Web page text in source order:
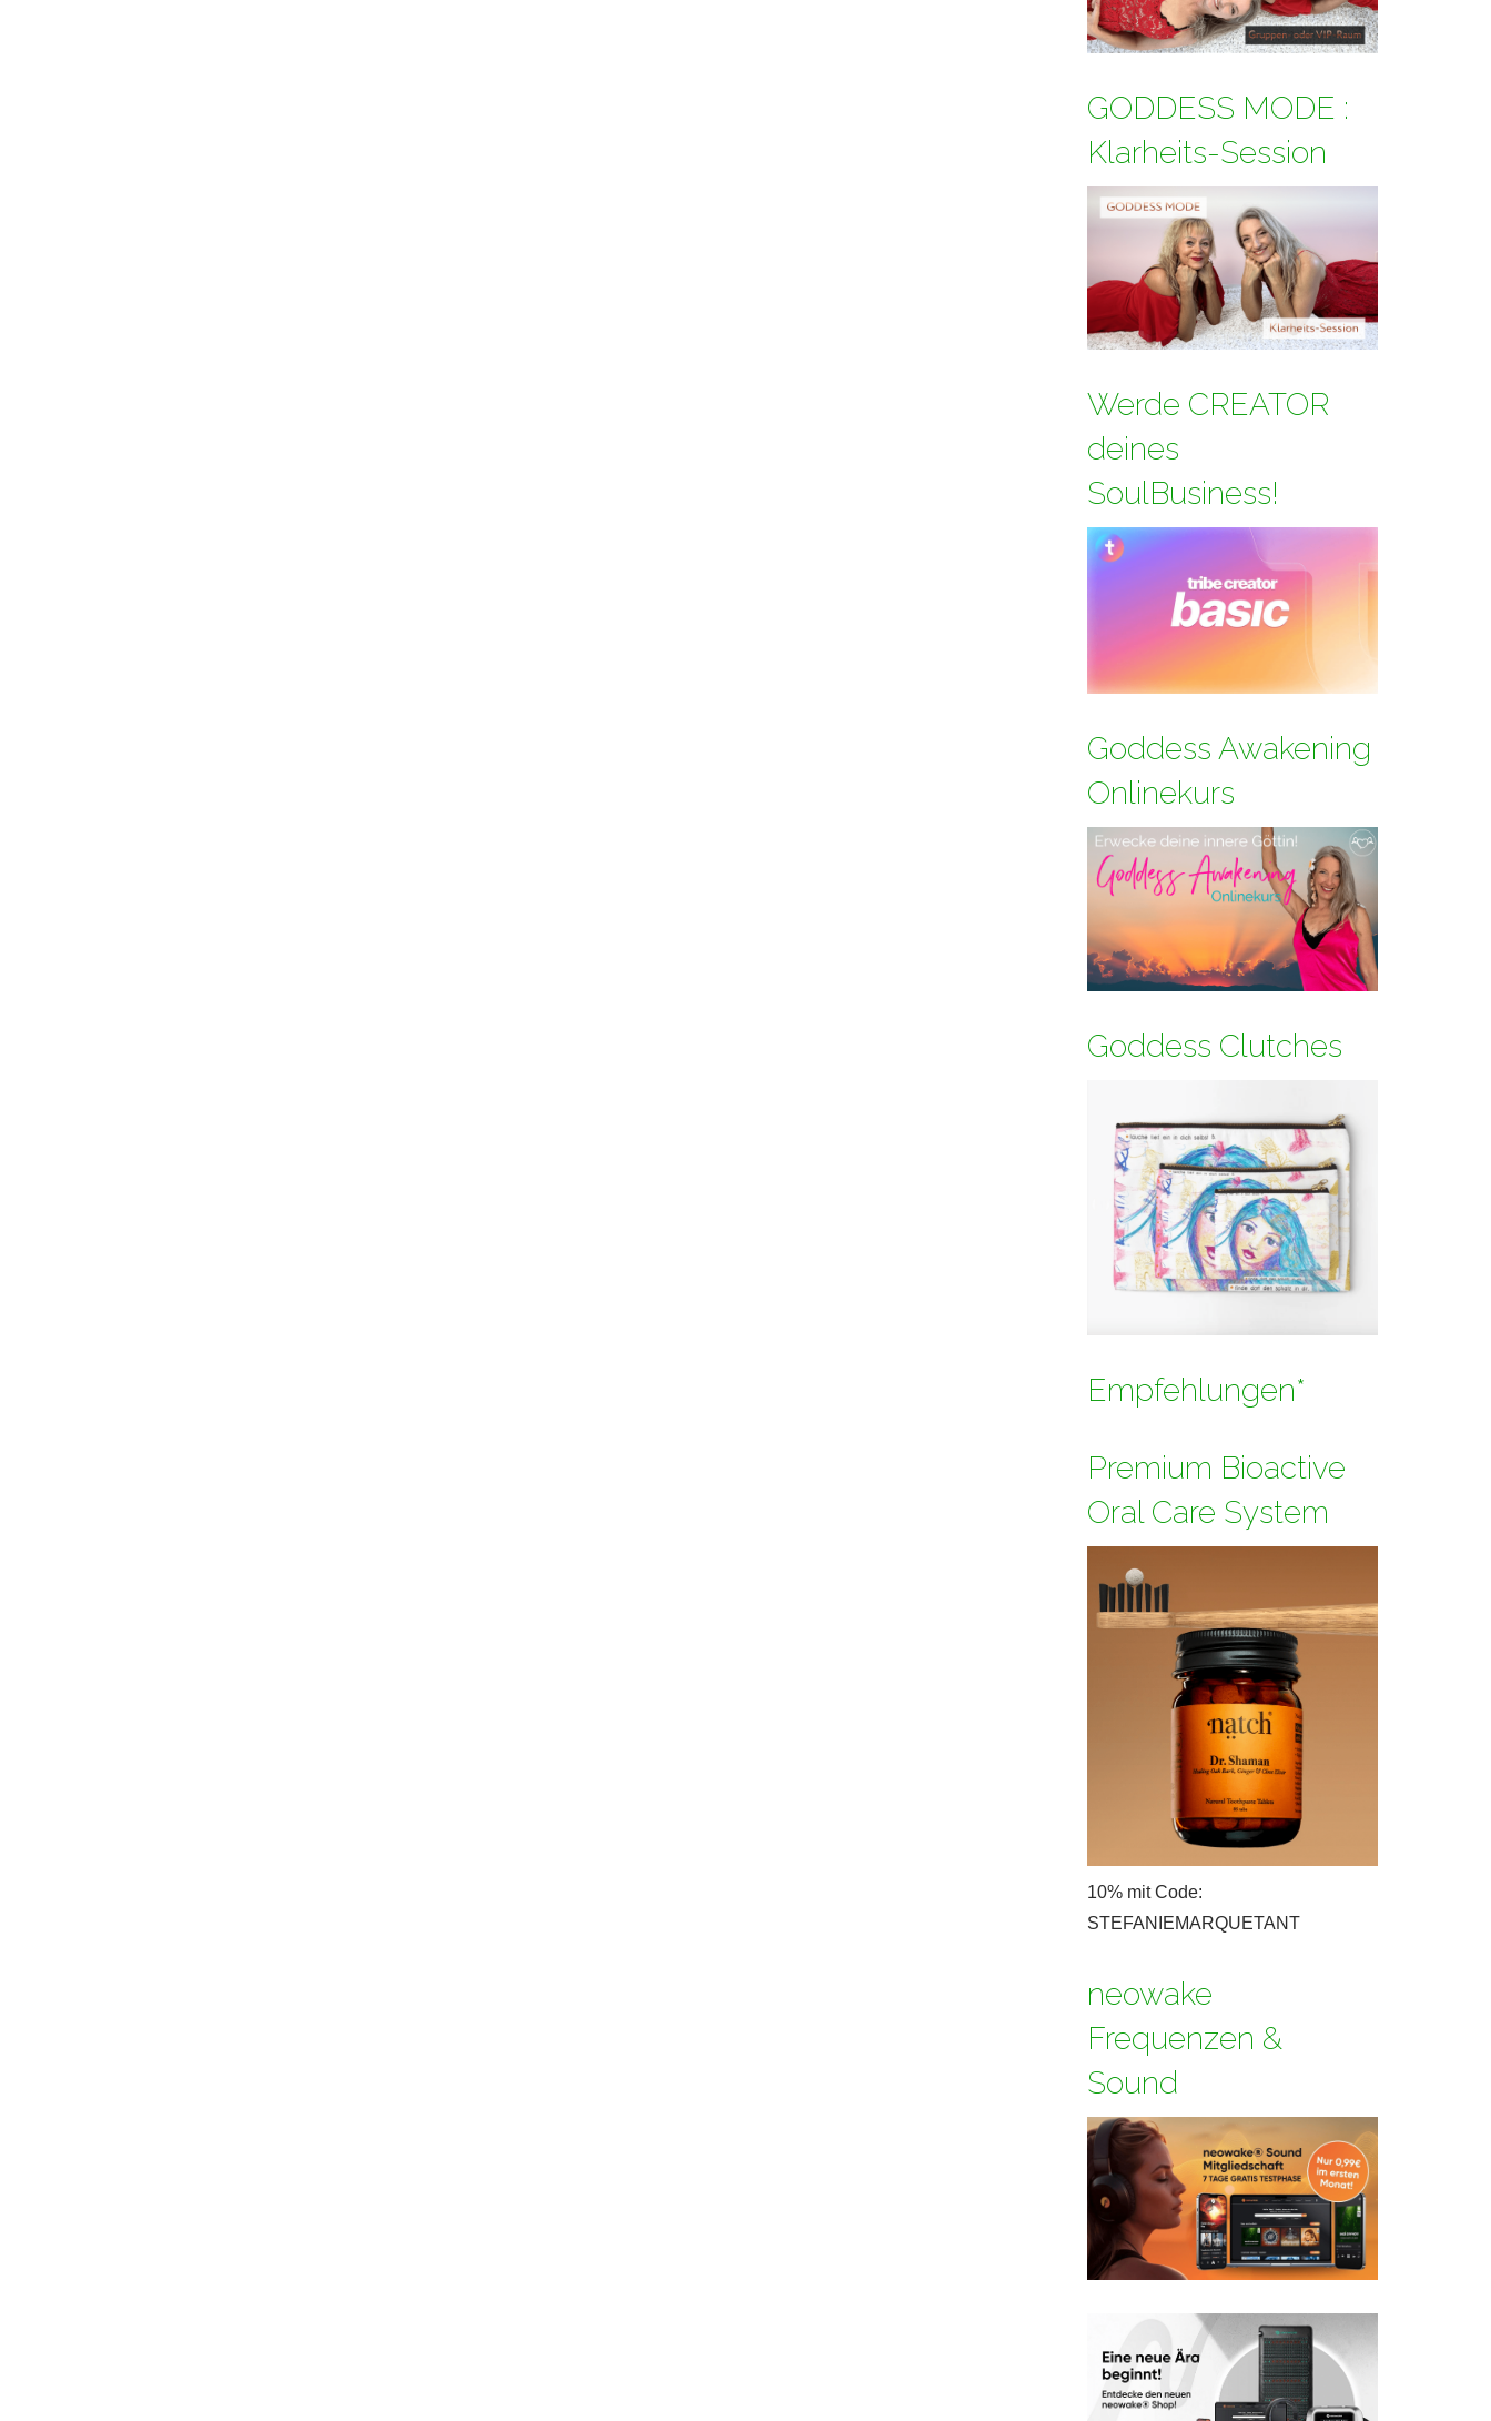
GODDESS MODE :
Klarheits-Session
Werde CREATOR
deines
SoulBusiness!
Goddess Awakening
Onlinekurs
Goddess Clutches
Empfehlungen*
Premium Bioactive
Oral Care System
10% mit Code:
STEFANIEMARQUETANT
neowake
Frequenzen &
Sound